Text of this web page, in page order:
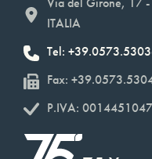
ITALIA
Tel:
Fax:
P.IVA: